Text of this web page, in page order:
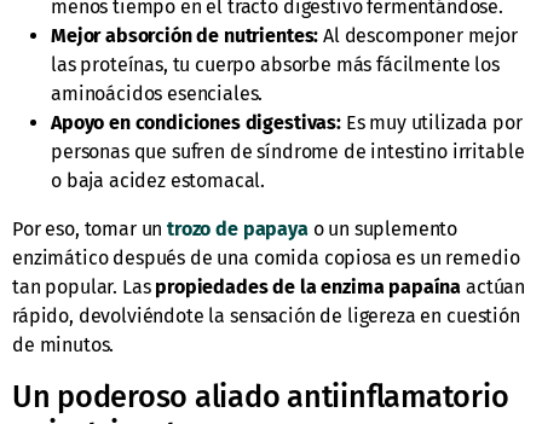
menos tiempo en el tracto digestivo fermentándose.
Mejor absorción de nutrientes: Al descomponer mejor
las proteínas, tu cuerpo absorbe más fácilmente los
aminoácidos esenciales.
Apoyo en condiciones digestivas:Es muy utilizada por
personas que sufren de síndrome de intestino irritable
o baja acidez estomacal.
Por eso, tomar untrozo de papayao un suplemento
enzimático después de una comida copiosa es un remedio
tan popular. Las propiedades de la enzima papaína actúan
rápido, devolviéndote la sensación de ligereza en cuestión
de minutos.
Un poderoso aliado antiinflamatorio